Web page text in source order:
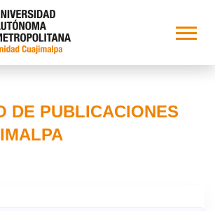
DE PUBLICACIONES